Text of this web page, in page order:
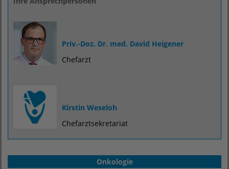
Priv.-Doz. Dr. med. David Heigener
Chefarzt
Kirstin Weseloh
Chefarztsekretariat
Onkologie